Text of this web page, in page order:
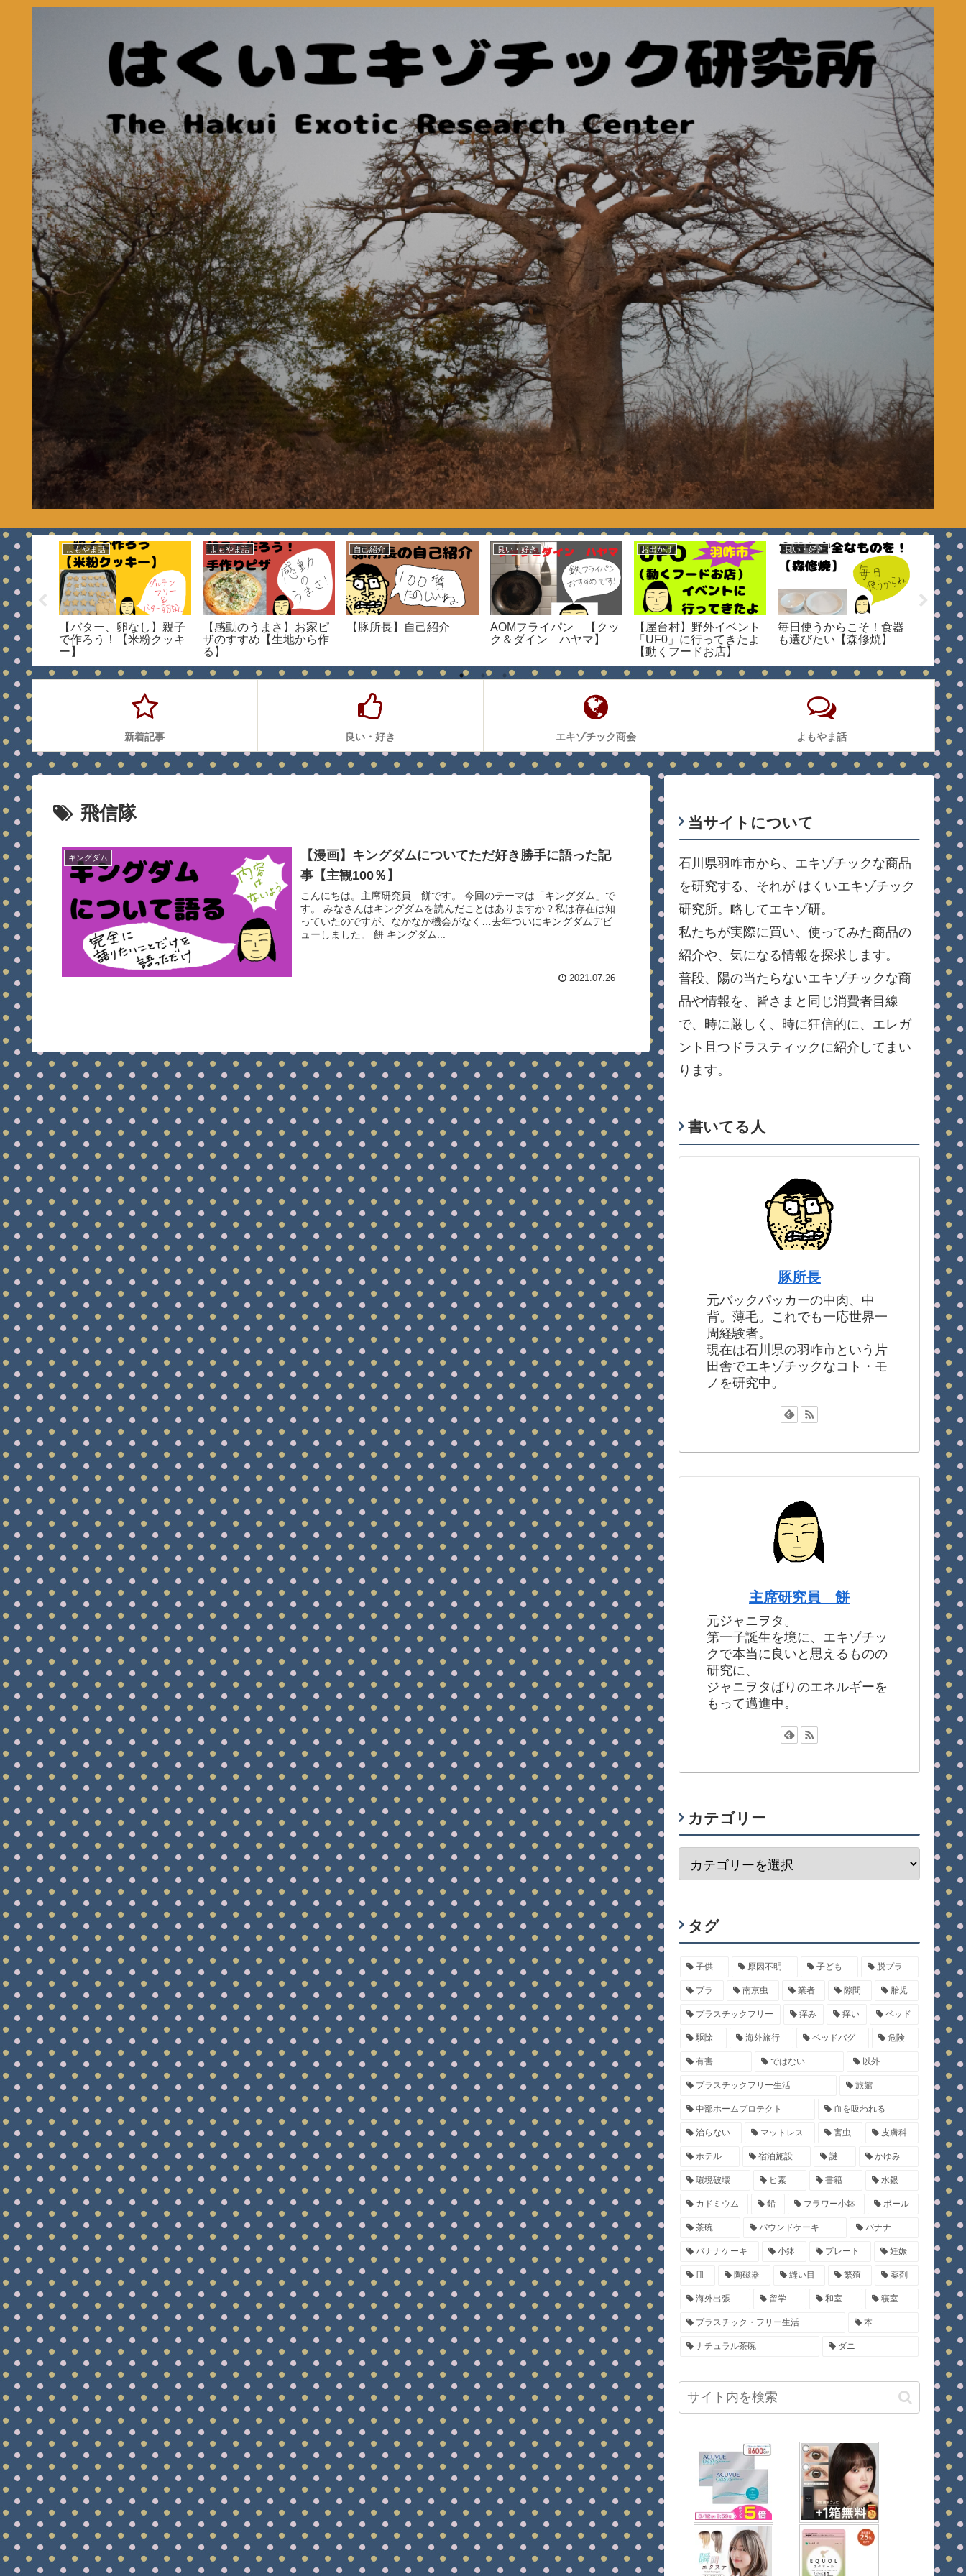
来た虫
われて
怖体
よもやま話
【バター、卵なし】親子
で作ろう！【米粉クッキ
ー】
よもやま話
【感動のうまさ】お家ピ
ザのすすめ【生地から作
る】
自己紹介
【豚所長】自己紹介
良い・好き
AOMフライパン 【クッ
ク＆ダイン ハヤマ】
お出かけ
【屋台村】野外イベント
「UF0」に行ってきたよ
【動くフードお店】
良い・好き
毎日使うからこそ！食器
も選びたい【森修焼】
良い・好
キッチ
ッシュ
学工業
新着記事 良い・好き エキゾチック商会 よもやま話
飛信隊
キングダム
【漫画】キングダムについてただ好き勝手に語った記
事【主観100％】
こんにちは。主席研究員 餅です。 今回のテーマは「キングダム」で
す。 みなさんはキングダムを読んだことはありますか？私は存在は知
っていたのですが、なかなか機会がなく…去年ついにキングダムデビ
ューしました。 餅 キングダム...
2021.07.26
当サイトについて
石川県羽咋市から、エキゾチックな商品
を研究する、それが はくいエキゾチック
研究所。略してエキゾ研。
私たちが実際に買い、使ってみた商品の
紹介や、気になる情報を探求します。
普段、陽の当たらないエキゾチックな商
品や情報を、皆さまと同じ消費者目線
で、時に厳しく、時に狂信的に、エレガ
ント且つドラスティックに紹介してまい
ります。
書いてる人
豚所長
元バックパッカーの中肉、中
背。薄毛。これでも一応世界一
周経験者。
現在は石川県の羽咋市という片
田舎でエキゾチックなコト・モ
ノを研究中。
主席研究員 餅
元ジャニヲタ。
第一子誕生を境に、エキゾチッ
クで本当に良いと思えるものの
研究に、
ジャニヲタばりのエネルギーを
もって邁進中。
カテゴリー
タグ
子供 原因不明 子ども 脱プラ
プラ 南京虫 業者 隙間 胎児
プラスチックフリー 痒み 痒い ベッド
駆除 海外旅行 ベッドバグ 危険
有害 ではない 以外
プラスチックフリー生活 旅館
中部ホームプロテクト 血を吸われる
治らない マットレス 害虫 皮膚科
ホテル 宿泊施設 謎 かゆみ
環境破壊 ヒ素 書籍 水銀
カドミウム 鉛 フラワー小鉢 ボール
茶碗 パウンドケーキ バナナ
バナナケーキ 小鉢 プレート 妊娠
皿 陶磁器 縫い目 繁殖 薬剤
海外出張 留学 和室 寝室
プラスチック・フリー生活 本
ナチュラル茶碗 ダニ